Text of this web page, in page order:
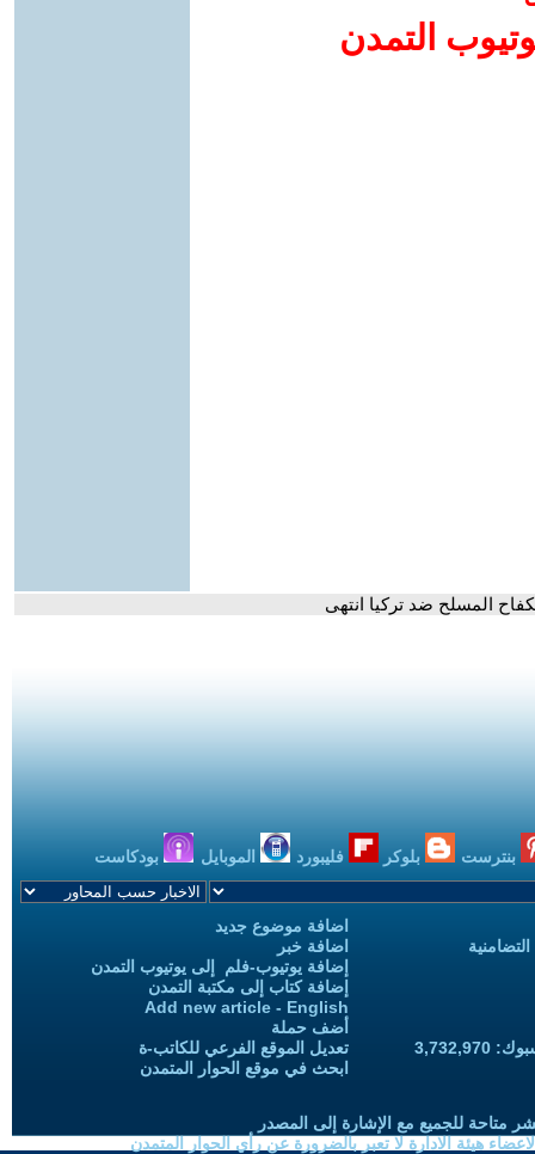
التمدن
المسلح ضد تركيا انتهى
بنترست بلوكر فليبورد الموبايل بودكاست
اضافة موضوع جديد
اضافة خبر
إضافة يوتيوب-فلم إلى يوتيوب التمدن
إضافة كتاب إلى مكتبة التمدن
Add new article - English
أضف حملة
تعديل الموقع الفرعي للكاتب-ة
ابحث في موقع الحوار المتمدن
متاحة للجميع مع الإشارة إلى المصدر
هيئة الادارة لا تعبر بالضرورة عن رأي الحوار المتمدن